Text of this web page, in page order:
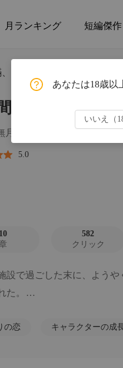
月ランキング 短編傑作
一生の報い
の欺瞞、一生
月理子
5.0
10
582
クリック
で過ごした末に、ようや
た。
の恋 キャラクターの成
あなたは18歳以
いいえ（